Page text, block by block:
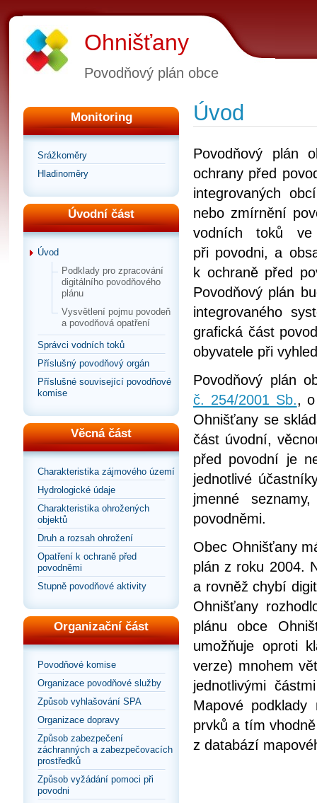
Ohnišťany
Povodňový plán obce
Monitoring
Srážkoměry
Hladinoměry
Úvodní část
Úvod
Podklady pro zpracování
digitálního povodňového
plánu
Vysvětlení pojmu povodeň
a povodňová opatření
Správci vodních toků
Příslušný povodňový orgán
Příslušné související povodňové
komise
Věcná část
Charakteristika zájmového území
Hydrologické údaje
Charakteristika ohrožených
objektů
Druh a rozsah ohrožení
Opatření k ochraně před
povodněmi
Stupně povodňové aktivity
Organizační část
Povodňové komise
Organizace povodňové služby
Způsob vyhlašování SPA
Organizace dopravy
Způsob zabezpečení
záchranných a zabezpečovacích
prostředků
Způsob vyžádání pomoci při
povodni
Úvod
Povodňový plán
ochrany před
integrovaných
nebo zmírnění
vodních toků
při povodni, a
k ochraně před
Povodňový plán
integrovaného
grafická část
obyvatele při
Povodňový plán
č. 254/2001 Sb.,
Ohnišťany se
část úvodní,
před povodní je
jednotlivé
jmenné
povodněmi.
Obec Ohnišťany
plán z roku 2004.
a rovněž chybí
Ohnišťany
plánu obce
umožňuje oproti
verze) mnohem
jednotlivými
Mapové podklady
prvků a tím
z databází